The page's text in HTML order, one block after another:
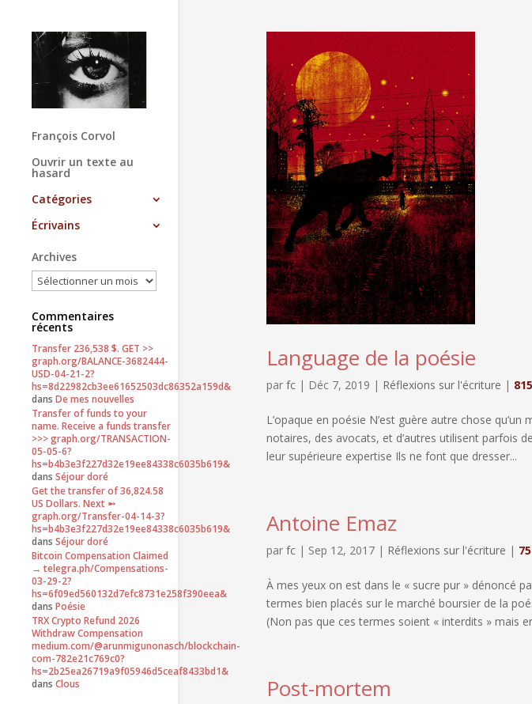
François Corvol
Ouvrir un texte au
hasard
Catégories
Écrivains
Archives
Commentaires
récents
Transfer 236,538 $. GET >>
graph.org/BALANCE-3682444-
USD-04-21-2?
hs=8d22982cb3ee61652503dc86352a159d&
dans De mes nouvelles
Transfer of funds to your
name. Receive a funds transfer
>>> graph.org/TRANSACTION-
05-05-6?
hs=b4b3e3f227d32e19ee84338c6035b619&
dans Séjour doré
Get the transfer of 36,824.58
US Dollars. Next ➵
graph.org/Transfer-04-14-3?
hs=b4b3e3f227d32e19ee84338c6035b619&
dans Séjour doré
Bitcoin Compensation Claimed
→ telegra.ph/Compensations-
03-29-2?
hs=6f09ed560132d7efc8731e258f390eea&
dans Poésie
TRX Crypto Refund 2026
Withdraw Compensation
medium.com/@arunmigunonasch/blockchain-
com-782e21c769c0?
hs=2b25ea26719a9f05946d5ceaf8433bd1&
dans Clous
Language de la poésie
par fc| Déc 7, 2019 | Réflexions sur l'écriture | 815
L’opaque en poésie N’est guère autre chose
notaires, des avocats, et d’autres utilisent parfois
leur supérieure expertise Ils ne font que dresser...
Antoine Emaz
par fc| Sep 12, 2017| Réflexions sur l'écriture |
À mes yeux on est dans le « sucre pur » dénoncé
termes bien placés sur le marché boursier de la
(Non pas que ces termes soient « interdits » mais
Post-mortem